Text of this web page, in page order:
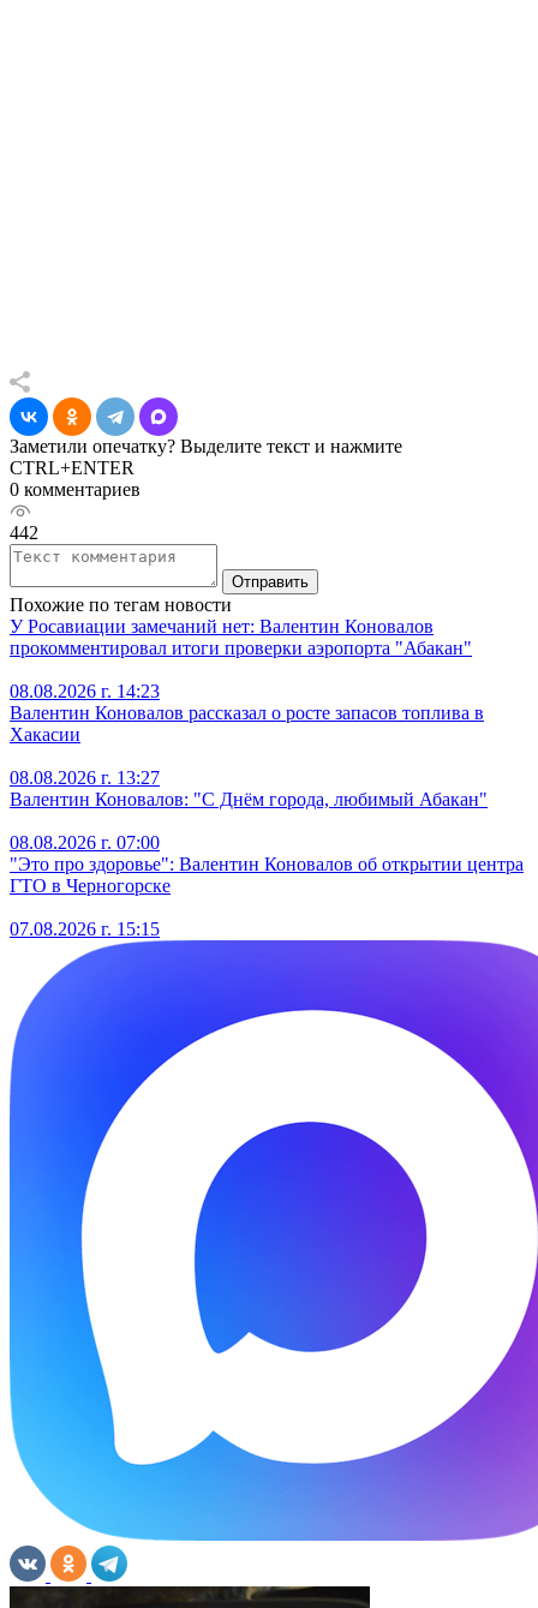
Заметили опечатку? Выделите текст и нажмите
CTRL+ENTER
0 комментариев
442
Отправить
Похожие по тегам новости
У Росавиации замечаний нет: Валентин Коновалов
прокомментировал итоги проверки аэропорта "Абакан"
08.08.2026 г. 14:23
Валентин Коновалов рассказал о росте запасов топлива в
Хакасии
08.08.2026 г. 13:27
Валентин Коновалов: "С Днём города, любимый Абакан"
08.08.2026 г. 07:00
"Это про здоровье": Валентин Коновалов об открытии центра
ГТО в Черногорске
07.08.2026 г. 15:15